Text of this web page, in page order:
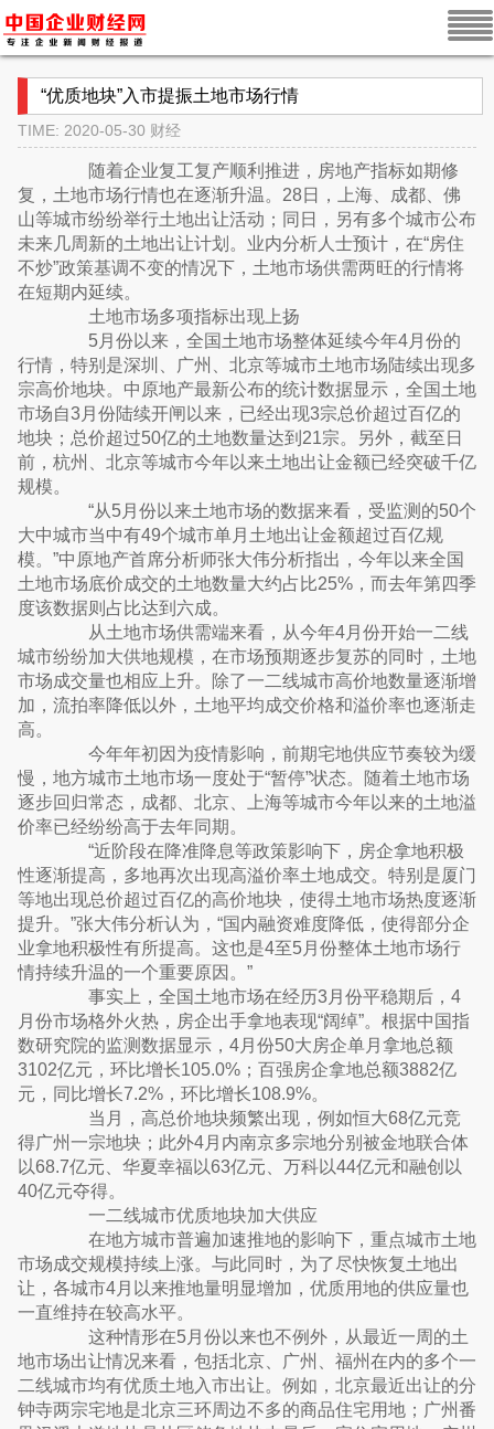
“优质地块”入市提振土地市场行情
TIME: 2020-05-30 财经
随着企业复工复产顺利推进，房地产指标如期修
复，土地市场行情也在逐渐升温。28日，上海、成都、佛
山等城市纷纷举行土地出让活动；同日，另有多个城市公布
未来几周新的土地出让计划。业内分析人士预计，在“房住
不炒”政策基调不变的情况下，土地市场供需两旺的行情将
在短期内延续。
土地市场多项指标出现上扬
5月份以来，全国土地市场整体延续今年4月份的
行情，特别是深圳、广州、北京等城市土地市场陆续出现多
宗高价地块。中原地产最新公布的统计数据显示，全国土地
市场自3月份陆续开闸以来，已经出现3宗总价超过百亿的
地块；总价超过50亿的土地数量达到21宗。另外，截至日
前，杭州、北京等城市今年以来土地出让金额已经突破千亿
规模。
“从5月份以来土地市场的数据来看，受监测的50个
大中城市当中有49个城市单月土地出让金额超过百亿规
模。”中原地产首席分析师张大伟分析指出，今年以来全国
土地市场底价成交的土地数量大约占比25%，而去年第四季
度该数据则占比达到六成。
从土地市场供需端来看，从今年4月份开始一二线
城市纷纷加大供地规模，在市场预期逐步复苏的同时，土地
市场成交量也相应上升。除了一二线城市高价地数量逐渐增
加，流拍率降低以外，土地平均成交价格和溢价率也逐渐走
高。
今年年初因为疫情影响，前期宅地供应节奏较为缓
慢，地方城市土地市场一度处于“暂停”状态。随着土地市场
逐步回归常态，成都、北京、上海等城市今年以来的土地溢
价率已经纷纷高于去年同期。
“近阶段在降准降息等政策影响下，房企拿地积极
性逐渐提高，多地再次出现高溢价率土地成交。特别是厦门
等地出现总价超过百亿的高价地块，使得土地市场热度逐渐
提升。”张大伟分析认为，“国内融资难度降低，使得部分企
业拿地积极性有所提高。这也是4至5月份整体土地市场行
情持续升温的一个重要原因。”
事实上，全国土地市场在经历3月份平稳期后，4
月份市场格外火热，房企出手拿地表现“阔绰”。根据中国指
数研究院的监测数据显示，4月份50大房企单月拿地总额
3102亿元，环比增长105.0%；百强房企拿地总额3882亿
元，同比增长7.2%，环比增长108.9%。
当月，高总价地块频繁出现，例如恒大68亿元竞
得广州一宗地块；此外4月内南京多宗地分别被金地联合体
以68.7亿元、华夏幸福以63亿元、万科以44亿元和融创以
40亿元夺得。
一二线城市优质地块加大供应
在地方城市普遍加速推地的影响下，重点城市土地
市场成交规模持续上涨。与此同时，为了尽快恢复土地出
让，各城市4月以来推地量明显增加，优质用地的供应量也
一直维持在较高水平。
这种情形在5月份以来也不例外，从最近一周的土
地市场出让情况来看，包括北京、广州、福州在内的多个一
二线城市均有优质土地入市出让。例如，北京最近出让的分
钟寺两宗宅地是北京三环周边不多的商品住宅用地；广州番